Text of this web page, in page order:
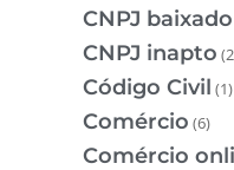
CNPJ baixado
CNPJ inapto
Código Civil (1)
Comércio (6)
Comércio